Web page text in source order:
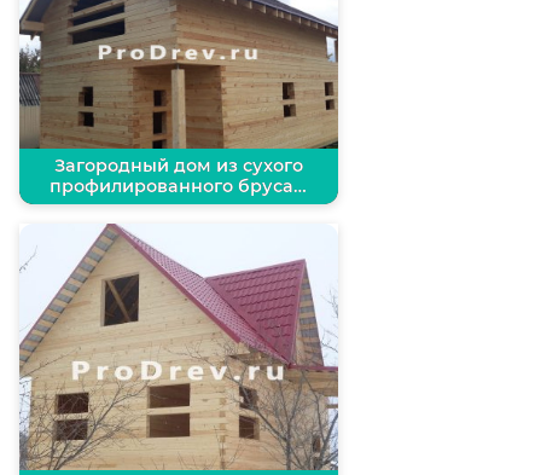
Загородный дом из сухого
профилированного бруса…